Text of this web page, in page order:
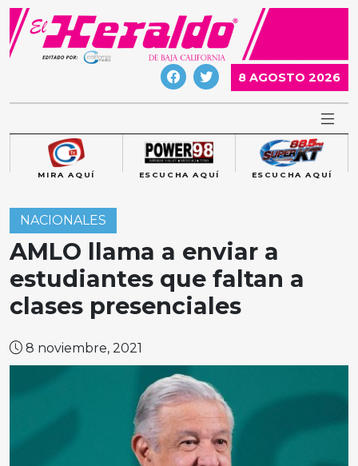
Skip
content
8 AGOSTO 2026
MIRA AQUÍ ESCUCHA AQUÍ ESCUCHA AQUÍ
NACIONALES
AMLO llama a enviar a
estudiantes que faltan a
clases presenciales
8 noviembre, 2021